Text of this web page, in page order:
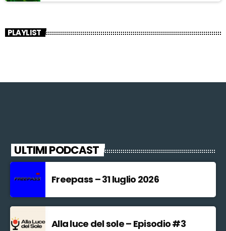
PLAYLIST
ULTIMI PODCAST
Freepass – 31 luglio 2026
Alla luce del sole – Episodio #3